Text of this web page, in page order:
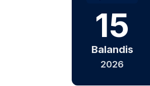
15
Balandis
2026